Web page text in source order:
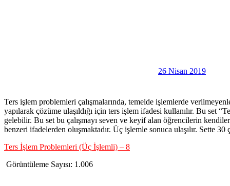
26 Nisan 2019
Ters işlem problemleri çalışmalarında, temelde işlemlerde
yapılarak çözüme ulaşıldığı için ters işlem ifadesi kullanılır. Bu
gelebilir. Bu set bu çalışmayı seven ve keyif alan öğrencilerin
benzeri ifadelerden oluşmaktadır. Üç işlemle sonuca ulaşılır. Sette
Ters İşlem Problemleri (Üç İşlemli) – 8
Görüntüleme Sayısı: 1.006